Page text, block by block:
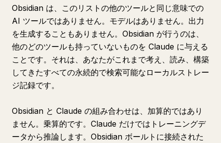
Obsidian は、このリストの他のツールと同じ意味での
AI ツールではありません。モデルはありません。出力
を生成することもありません。Obsidian が行うのは、
他のどのツールも持っていないものを Claude に与える
ことです。それは、あなたがこれまで考え、読み、構築
してきたすべての永続的で検索可能なローカルストレー
ジ記録です。
Obsidian と Claude の組み合わせは、加算的ではあり
ません。乗算的です。Claude だけではトレーニングデ
ータから推論します。Obsidian ボールトに接続された